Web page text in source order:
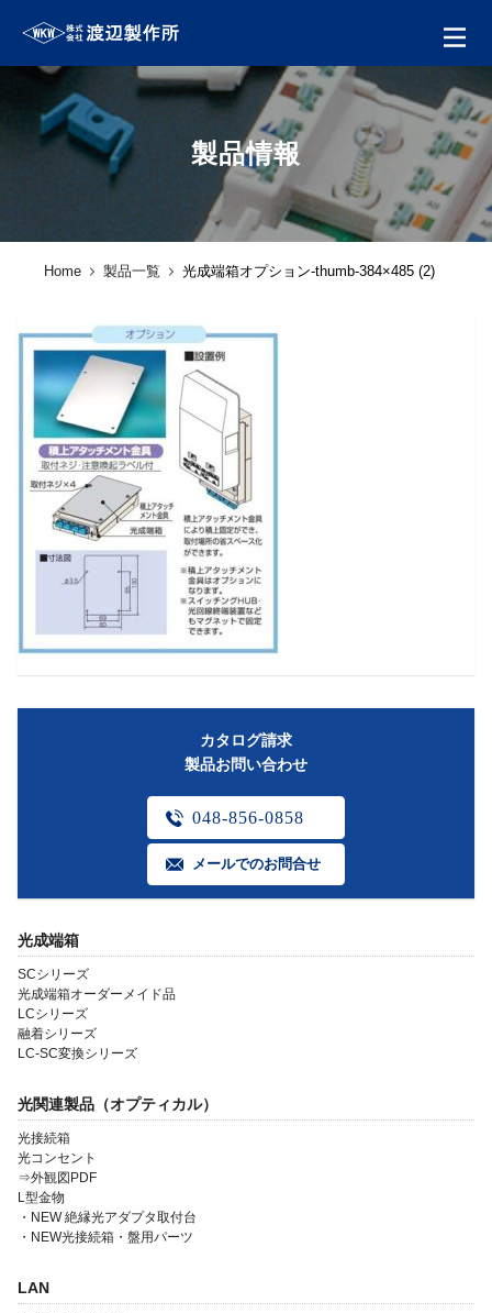
製品情報
Home 製品一覧 光成端箱オプション-thumb-384×485 (2)
カタログ請求
製品お問い合わせ
048-856-0858
メールでのお問合せ
光成端箱
SCシリーズ
光成端箱オーダーメイド品
LCシリーズ
融着シリーズ
LC-SC変換シリーズ
光関連製品（オプティカル）
光接続箱
光コンセント
⇒外観図PDF
L型金物
・NEW 絶縁光アダプタ取付台
・NEW光接続箱・盤用パーツ
LAN